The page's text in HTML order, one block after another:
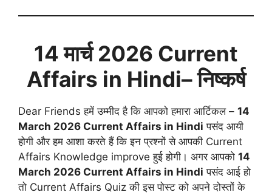
14 मार्च2026 Current
Affairs in Hindi– निष्कर्ष
Dear Friends हमें उम्मीद है कि आपको हमारा आर्टिकल – 14
March 2026 Current Affairs in Hindi पसंद आयी
होगी और हम आशा करते हैं कि इन प्रश्नों से आपकी Current
Affairs Knowledge improve हुई होगी। अगर आपको 14
March 2026 Current Affairs in Hindi पसंद आई हो
तो Current Affairs Quiz की इस पोस्ट को अपने दोस्तों के